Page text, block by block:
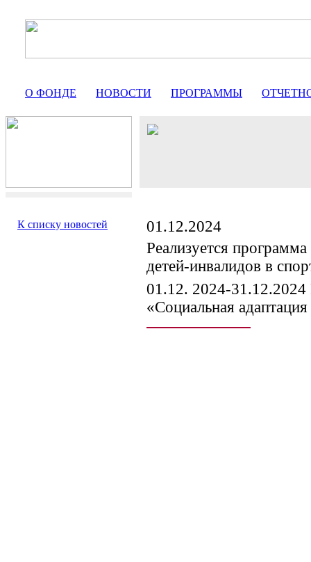
О ФОНДЕ НОВОСТИ ПРОГРАММЫ
К списку новостей
01.12.2024
Реализуется
детей-инвалидов в
01.12. 2024-31.12.2024
«Социальная